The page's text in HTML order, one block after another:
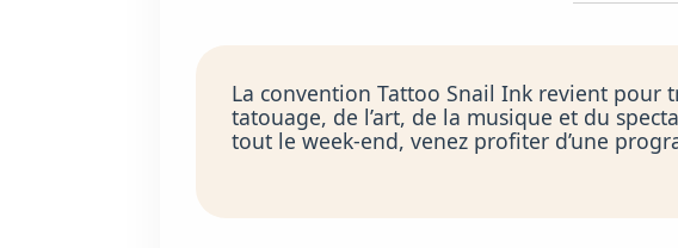
La convention Tattoo Snail Ink revient pour
tatouage, de l’art, de la musique et du
tout le week-end, venez profiter d’une